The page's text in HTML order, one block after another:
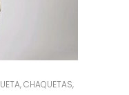
,CHAQUETAS,